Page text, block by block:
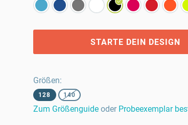
STARTE DEIN DESIGN
Größen:
128 140
Zum Größenguide oder Probeexemplar